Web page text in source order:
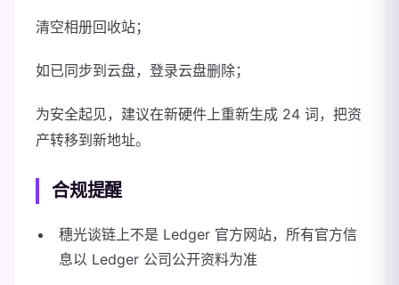
清空相册回收站；
如已同步到云盘，登录云盘删除；
为安全起见，建议在新硬件上重新生成 24 词，把资
产转移到新地址。
合规提醒
穗光谈链上不是 Ledger 官方网站，所有官方信
息以 Ledger 公司公开资料为准